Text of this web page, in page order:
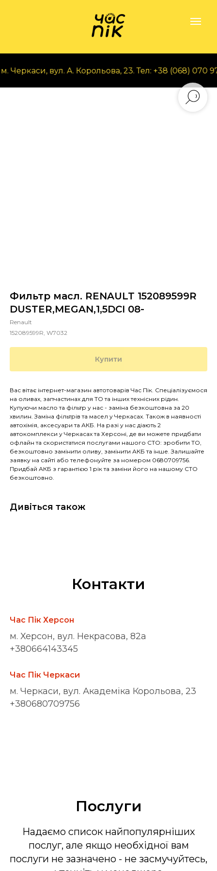
вул. А. Корольова, 23. Тел: +38 (068) 070 97
Фильтр масл. RENAULT 152089599R
DUSTER,MEGAN,1,5DCI 08-
Renault
152089599R, W7032
Купити
Вас вітає інтернет-магазин автотоварів Час Пік. Спеціалізуємося
на оливах, запчастинах для ТО та інших технісних рідин.
Купуючи масло та фільтр у нас - заміна безкоштовна за 20
хвилин. Заміна фільтрів та масел у Черкасах. Також в наявності
автохімія, аксесуари та АКБ. На разі у нас діають 2
автокомплекси у Черкасах та Херсоні, де ви можете придбати
офлайн та скористатися послугами нашого СТО: зробити ТО,
безкоштовно замінити оливу, замінити АКБ та інше. Залишайте
заявку на сайті або телефонуйте за номером 0680709756.
Придбай АКБ з гарантією 1 рік та заміни його на нашому СТО
безкоштовно.
Дивіться також
Контакти
Час Пік Херсон
м. Херсон, вул. Некрасова, 82а
+380664143345
Час Пік Черкаси
м. Черкаси, вул. Академіка Корольова, 23
+380680709756
Послуги
Надаємо список найпопулярніших
послуг, але якщо необхідної вам
послуги не зазначено - не засмучуйтесь,